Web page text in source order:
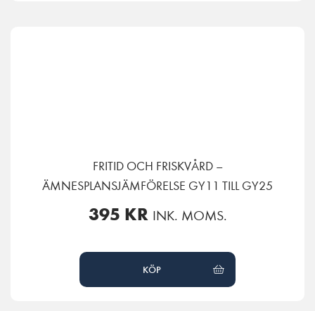
FRITID OCH FRISKVÅRD –
ÄMNESPLANSJÄMFÖRELSE GY11 TILL GY25
395 KR INK. MOMS.
KÖP